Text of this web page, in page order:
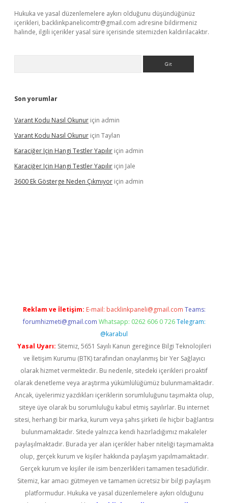
Hukuka ve yasal düzenlemelere aykırı olduğunu düşündüğünüz
içerikleri, backlinkpanelicomtr@gmail.com adresine bildirmeniz
halinde, ilgili içerikler yasal süre içerisinde sitemizden kaldırılacaktır.
Son yorumlar
Varant Kodu Nasıl Okunur için admin
Varant Kodu Nasıl Okunur için Taylan
Karaciğer Için Hangi Testler Yapılır için admin
Karaciğer Için Hangi Testler Yapılır için Jale
3600 Ek Gösterge Neden Çıkmıyor için admin
Reklam ve İletişim: E-mail: backlinkpaneli@gmail.com Teams:
forumhizmeti@gmail.com Whatsapp: 0262 606 0 726 Telegram:
@karabul
Yasal Uyarı: Sitemiz, 5651 Sayılı Kanun gereğince Bilgi Teknolojileri
ve İletişim Kurumu (BTK) tarafından onaylanmış bir Yer Sağlayıcı
olarak hizmet vermektedir. Bu nedenle, sitedeki içerikleri proaktif
olarak denetleme veya araştırma yükümlülüğümüz bulunmamaktadır.
Ancak, üyelerimiz yazdıkları içeriklerin sorumluluğunu taşımakta olup,
siteye üye olarak bu sorumluluğu kabul etmiş sayılırlar. Bu internet
sitesi, herhangi bir marka, kurum veya şahıs şirketi ile hiçbir bağlantısı
bulunmamaktadır. Sitede yalnızca kendi hazırladığımız makaleler
paylaşılmaktadır. Burada yer alan içerikler haber niteliği taşımamakta
olup, gerçek kurum ve kişiler hakkında paylaşım yapılmamaktadır.
Gerçek kurum ve kişiler ile isim benzerlikleri tamamen tesadüfidir.
Sitemiz, kar amacı gütmeyen ve tamamen ücretsiz bir bilgi paylaşım
platformudur. Hukuka ve yasal düzenlemelere aykırı olduğunu